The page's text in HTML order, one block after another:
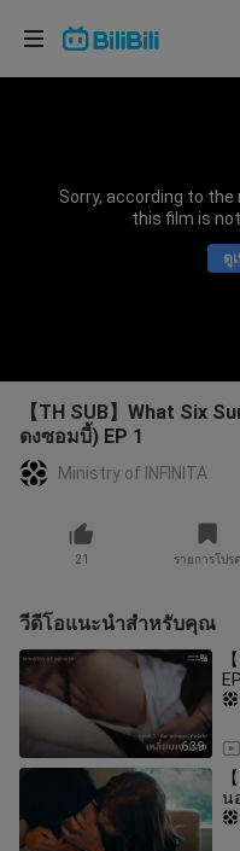
Sorry, according to
this film is not
ดู
【TH SUB】What Six
ดงซอมบี้) EP 1
Ministry of INFINITA
21 รายการโปรด
วีดีโอแนะนำสำหรับคุณ
6:39
น
ฉั
เลือกภาษา